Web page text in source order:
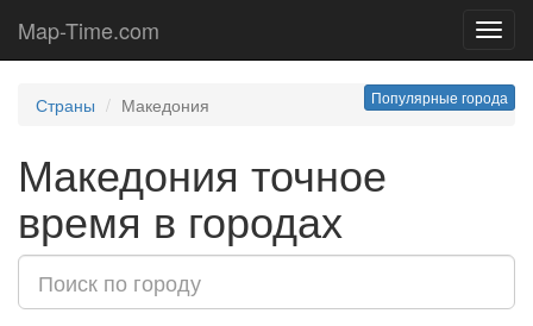
Map-Time.com
Популярные города
Страны Македония
Македония точное
время в городах